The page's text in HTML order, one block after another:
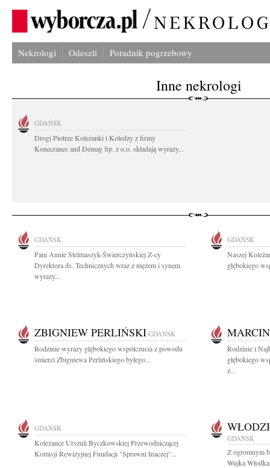
Nekrologi Odeszli Poradnik pogrzebowy
Inne nekrologi
GDAŃSK
Drogi Piotrze Koleżanki i Koledzy z firmy
Konecranes and Demag Sp. z o.o. składają wyrazy...
GDAŃSK
Pani Annie Stelmaszyk-Świerczyńskiej Z-cy
Dyrektora ds. Technicznych wraz z mężem i synem
wyrazy...
GDAŃSK
Naszej
głębokiego
ZBIGNIEW PERLIŃSKI GDAŃSK
Rodzinie wyrazy głębokiego współczucia z powodu
śmierci Zbigniewa Perlińskiego byłego...
Rodzinie i
głębokiego
z...
GDAŃSK
Koleżance Urszuli Byczkowskiej Przewodniczącej
Komisji Rewizyjnej Fundacji "Sprawni Inaczej"...
GDAŃSK
Z ogromnym
Wujka